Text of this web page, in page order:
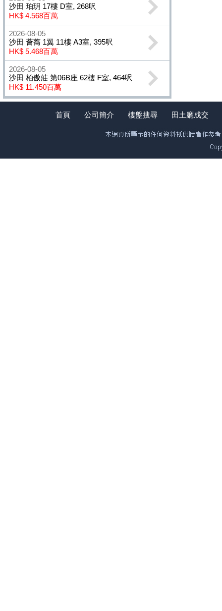
沙田 珀玥 17樓 D室, 268呎
HK$ 4.568百萬
2026-08-05
沙田 薈蕎 1翼 11樓 A3室, 395呎
HK$ 5.468百萬
2026-08-05
沙田 柏傲莊 第06B座 62樓 F室, 464呎
HK$ 11.450百萬
首頁 公司簡介 樓盤搜尋 田土廳成交